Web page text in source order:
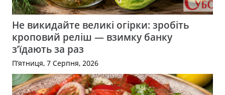
Не викидайте великі огірки: зробіть
кроповий реліш — взимку банку
з’їдають за раз
П’ятниця, 7 Серпня, 2026